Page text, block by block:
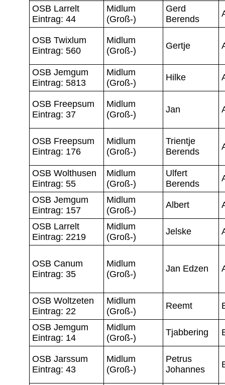
OSB Larrelt
Eintrag: 44
Midlum
(Groß-)
Gerd
Berends
OSB Twixlum
Eintrag: 560
Midlum
(Groß-)
Gertje
OSB Jemgum
Eintrag: 5813
Midlum
(Groß-)
Hilke
OSB Freepsum
Eintrag: 37
Midlum
(Groß-)
Jan
OSB Freepsum
Eintrag: 176
Midlum
(Groß-)
Trientje
Berends
OSB Wolthusen
Eintrag: 55
Midlum
(Groß-)
Ulfert
Berends
OSB Jemgum
Eintrag: 157
Midlum
(Groß-)
Albert
OSB Larrelt
Eintrag: 2219
Midlum
(Groß-)
Jelske
OSB Canum
Eintrag: 35
Midlum
(Groß-)
Jan Edzen
OSB Woltzeten
Eintrag: 22
Midlum
(Groß-)
Reemt
OSB Jemgum
Eintrag: 14
Midlum
(Groß-)
Tjabbering
OSB Jarssum
Eintrag: 43
Midlum
(Groß-)
Petrus
Johannes